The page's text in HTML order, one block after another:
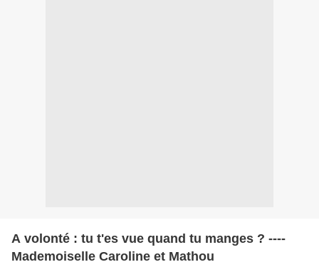
A volonté : tu t'es vue quand tu manges ? ----
Mademoiselle Caroline et Mathou